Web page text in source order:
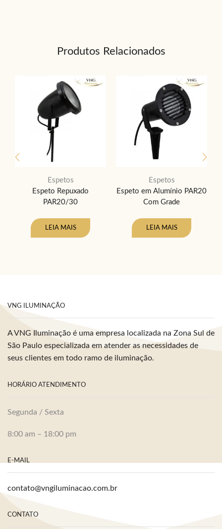
Produtos Relacionados
Espetos
Espeto Repuxado
PAR20/30
LEIA MAIS
Espetos
Espeto em Alumínio PAR20
Com Grade
LEIA MAIS
VNG ILUMINAÇÃO
A VNG Iluminação é uma empresa localizada na Zona Sul de
São Paulo especializada em atender as necessidades de
seus clientes em todo ramo de iluminação.
HORÁRIO ATENDIMENTO
Segunda / Sexta
8:00 am – 18:00 pm
E-MAIL
contato@vngiluminacao.com.br
CONTATO